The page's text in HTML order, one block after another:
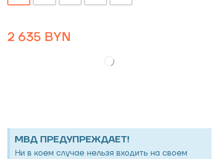
2 635 BYN
МВД ПРЕДУПРЕЖДАЕТ!
Ни в коем случае нельзя входить на своем